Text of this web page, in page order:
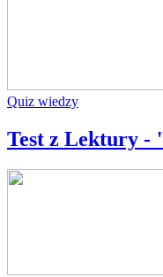
Quiz wiedzy
Test z Lektury -